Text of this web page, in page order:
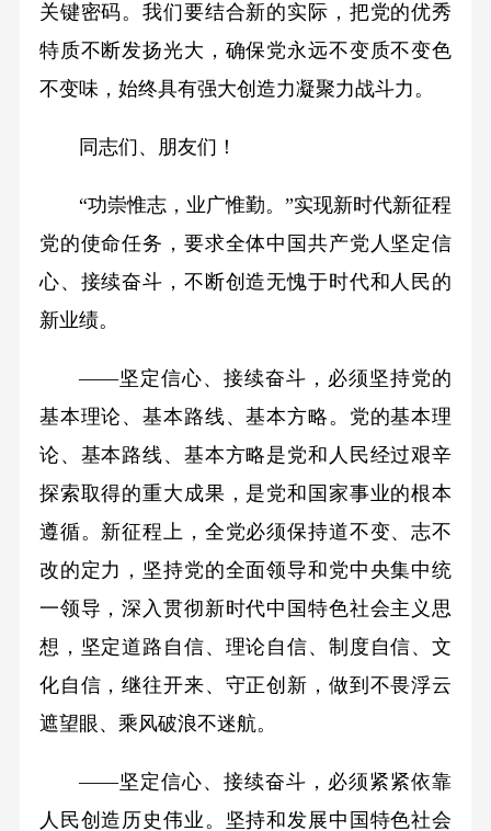
关键密码。我们要结合新的实际，把党的优秀
特质不断发扬光大，确保党永远不变质不变色
不变味，始终具有强大创造力凝聚力战斗力。
同志们、朋友们！
“功崇惟志，业广惟勤。”实现新时代新征程
党的使命任务，要求全体中国共产党人坚定信
心、接续奋斗，不断创造无愧于时代和人民的
新业绩。
——坚定信心、接续奋斗，必须坚持党的
基本理论、基本路线、基本方略。党的基本理
论、基本路线、基本方略是党和人民经过艰辛
探索取得的重大成果，是党和国家事业的根本
遵循。新征程上，全党必须保持道不变、志不
改的定力，坚持党的全面领导和党中央集中统
一领导，深入贯彻新时代中国特色社会主义思
想，坚定道路自信、理论自信、制度自信、文
化自信，继往开来、守正创新，做到不畏浮云
遮望眼、乘风破浪不迷航。
——坚定信心、接续奋斗，必须紧紧依靠
人民创造历史伟业。坚持和发展中国特色社会